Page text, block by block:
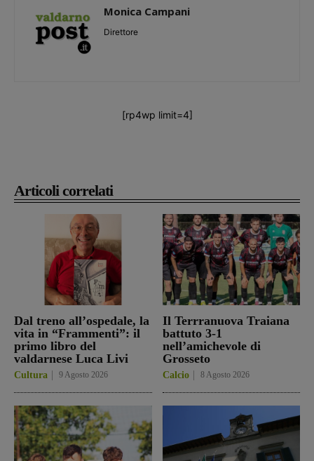
Articoli correlati
Dal treno all’ospedale, la
vita in “Frammenti”: il
primo libro del
valdarnese Luca Livi
Cultura 9 Agosto 2026
Il Terrranuova Traiana
battuto 3-1
nell’amichevole di
Grosseto
Calcio 8 Agosto 2026
Monica Campani
Direttore
[rp4wp limit=4]